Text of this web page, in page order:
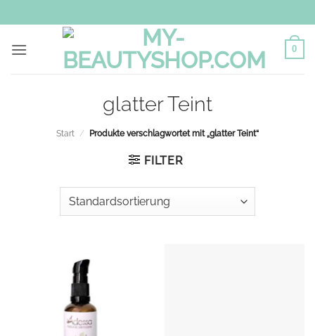
Inhalt
springen
0
glatter Teint
Start / Produkte verschlagwortet mit „glatter Teint“
FILTER